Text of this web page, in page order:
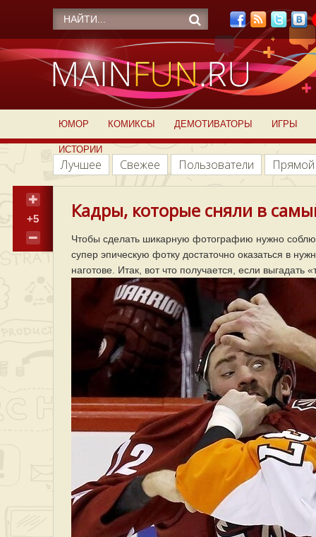
ЮМОР КОМИКСЫ ДЕМОТИВАТОРЫ ИГРЫ
ИСТОРИИ
Лучшее Свежее Пользователи
+5 Кадры, которые сняли в
Чтобы сделать шикарную фотографию нужно
супер эпическую фотку достаточно оказаться в
наготове. Итак, вот что получается, если выгадать